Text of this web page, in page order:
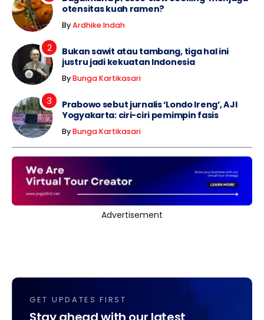
otensitas kuah ramen?
ByArdhike Indah
Bukan sawit atau tambang, tiga hal ini
justru jadi kekuatan Indonesia
ByBunga Kartikasari
Prabowo sebut jurnalis ‘Londo Ireng’, AJI
Yogyakarta: ciri-ciri pemimpin fasis
ByBunga Kartikasari
Advertisement
GET UPDATES FIRST